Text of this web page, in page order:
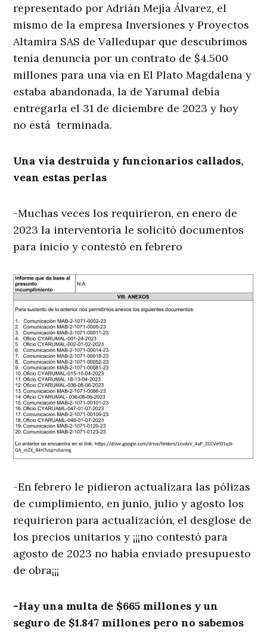
representado por Adrián Mejía Álvarez, el
mismo de la empresa Inversiones y Proyectos
Altamira SAS de Valledupar que descubrimos
tenía denuncia por un contrato de $4.500
millones para una vía en El Plato Magdalena y
estaba abandonada, la de Yarumal debía
entregarla el 31 de diciembre de 2023 y hoy
no está terminada.
Una vía destruida y funcionarios callados,
vean estas perlas
-Muchas veces los requirieron, en enero de
2023 la interventoría le solicitó documentos
para inicio y contestó en febrero
-En febrero le pidieron actualizara las pólizas
de cumplimiento, en junio, julio y agosto los
requirieron para actualización, el desglose de
los precios unitarios y ¡¡¡no contestó para
agosto de 2023 no había enviado presupuesto
de obra¡¡¡
-Hay una multa de $665 millones y un
seguro de $1.847 millones pero no sabemos